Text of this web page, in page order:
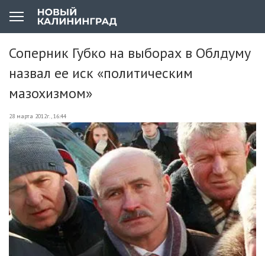
Соперник Губко на выборах в Облдуму
назвал ее иск «политическим
мазохизмом»
28 марта 2012г., 16:44